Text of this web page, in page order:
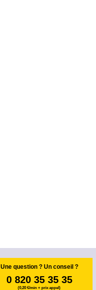
Une question ? Un conseil ?
0 820 35 35 35
(0,20 €/min + prix appel)